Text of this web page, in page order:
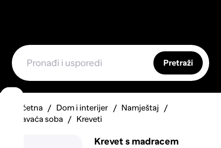
Pretraži
Početna Dom i interijer
Namještaj
Spavaća soba
Kreveti
Krevet s madracem